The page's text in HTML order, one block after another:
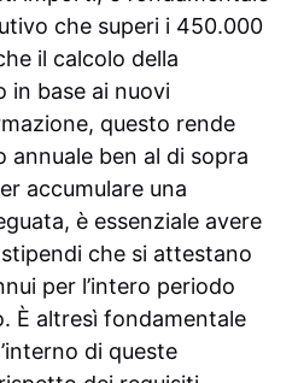
che superi i 450.000
il calcolo della
in base ai nuovi
questo rende
annuale ben al di sopra
accumulare una
è essenziale avere
che si attestano
per l’intero periodo
È altresì fondamentale
di queste